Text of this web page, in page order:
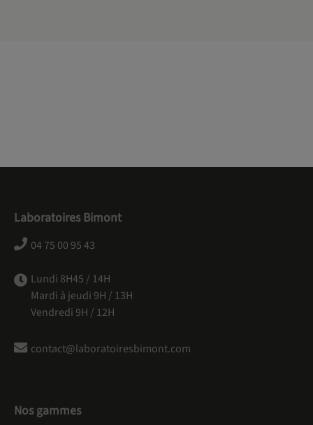
Laboratoires Bimont
04 75 00 95 43
Lundi 8H45 / 14H
Mardi à jeudi 9H / 13H
Vendredi 9H / 12H
contact@laboratoiresbimont.com
Nos gammes